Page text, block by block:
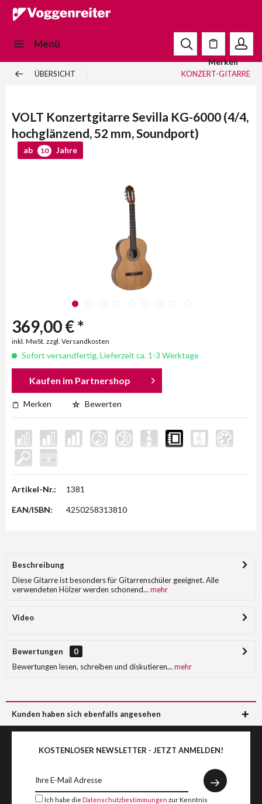
Menü
Merken
ÜBERSICHT KONZERT-GITARRE
VOLT Konzertgitarre Sevilla KG-6000 (4/4,
hochglänzend, 52 mm, Soundport)
ab 10 Jahre
369,00 € *
inkl. MwSt. zzgl. Versandkosten
Sofort versandfertig, Lieferzeit ca. 1-3 Werktage
Kaufen im Partnershop
Merken Bewerten
Artikel-Nr.: 1381
EAN/ISBN: 4250258313810
Beschreibung
Diese Gitarre ist besonders für Gitarrenschüler geeignet. Alle
verwendeten Hölzer werden schonend... mehr
Video
Bewertungen
0
Bewertungen lesen, schreiben und diskutieren... mehr
Kunden haben sich ebenfalls angesehen
KOSTENLOSER NEWSLETTER - JETZT ANMELDEN!
Ich habe die Datenschutzbestimmungen zur Kenntnis